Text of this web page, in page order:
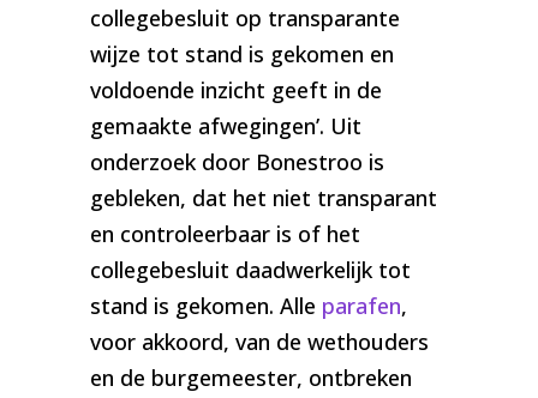
collegebesluit op transparante
wijze tot stand is gekomen en
voldoende inzicht geeft in de
gemaakte afwegingen’. Uit
onderzoek door Bonestroo is
gebleken, dat het niet transparant
en controleerbaar is of het
collegebesluit daadwerkelijk tot
stand is gekomen. Alle parafen,
voor akkoord, van de wethouders
en de burgemeester, ontbreken